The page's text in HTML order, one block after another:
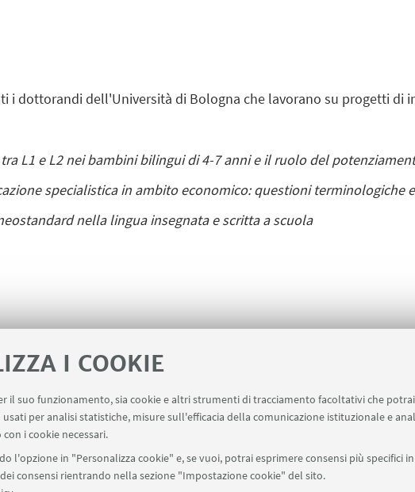
I COOKIE
il suo funzionamento, sia cookie e altri strumenti di tracciamento facoltativi che
per analisi statistiche, misure sull'efficacia della comunicazione istituzionale e
i cookie necessari.
l'opzione in "Personalizza cookie" e, se vuoi, potrai esprimere consensi più specifici
consensi rientrando nella sezione "Impostazione cookie" del sito.
i dottorandi dell'Università di Bologna che lavorano su progetti di
L1 e L2 nei bambini bilingui di 4-7 anni e il ruolo del
specialistica in ambito economico: questioni terminologiche
nella lingua insegnata e scritta a scuola